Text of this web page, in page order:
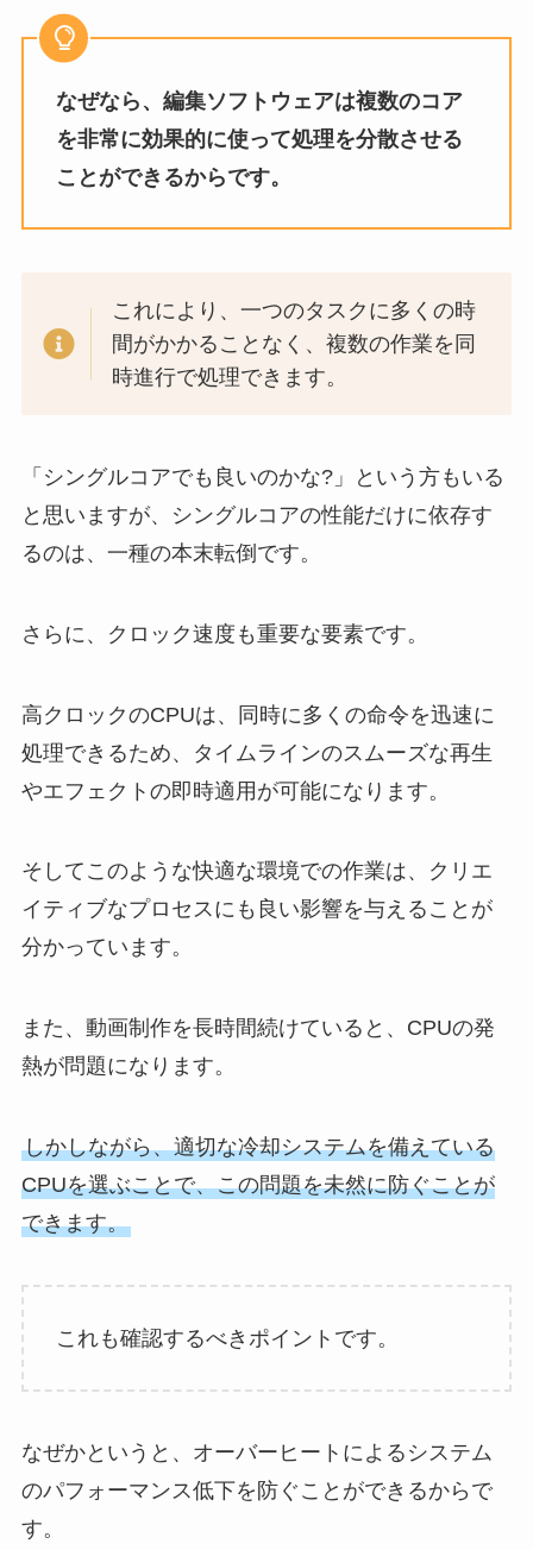
なぜなら、編集ソフトウェアは複数のコア
を非常に効果的に使って処理を分散させる
ことができるからです。
これにより、一つのタスクに多くの時
間がかかることなく、複数の作業を同
時進行で処理できます。
「シングルコアでも良いのかな?」という方もいる
と思いますが、シングルコアの性能だけに依存す
るのは、一種の本末転倒です。
さらに、クロック速度も重要な要素です。
高クロックのCPUは、同時に多くの命令を迅速に
処理できるため、タイムラインのスムーズな再生
やエフェクトの即時適用が可能になります。
そしてこのような快適な環境での作業は、クリエ
イティブなプロセスにも良い影響を与えることが
分かっています。
また、動画制作を長時間続けていると、CPUの発
熱が問題になります。
しかしながら、適切な冷却システムを備えている
CPUを選ぶことで、この問題を未然に防ぐことが
できます。
これも確認するべきポイントです。
なぜかというと、オーバーヒートによるシステム
のパフォーマンス低下を防ぐことができるからで
す。